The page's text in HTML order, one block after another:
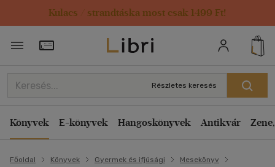
Kulacs / strandtáska most csak 1499 Ft!
Törzsvásárlói Kártya adatai
Részletes keresés
Könyvek E-könyvek Hangoskönyvek Antikvár
Főoldal Könyvek Gyermek és ifjúsági
Mesekönyv